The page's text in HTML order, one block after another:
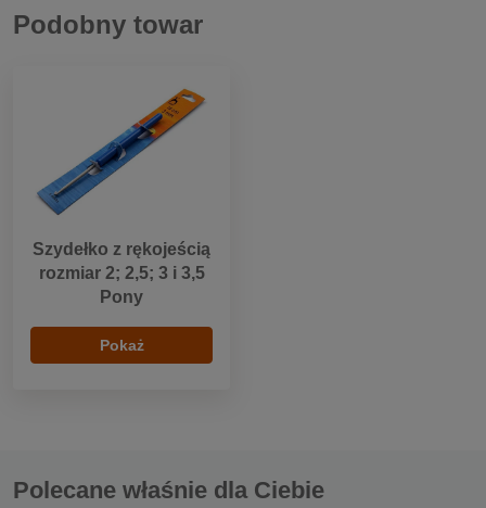
Podobny towar
Szydełko z rękojeścią
rozmiar 2; 2,5; 3 i 3,5
Pony
Pokaż
Polecane właśnie dla Ciebie